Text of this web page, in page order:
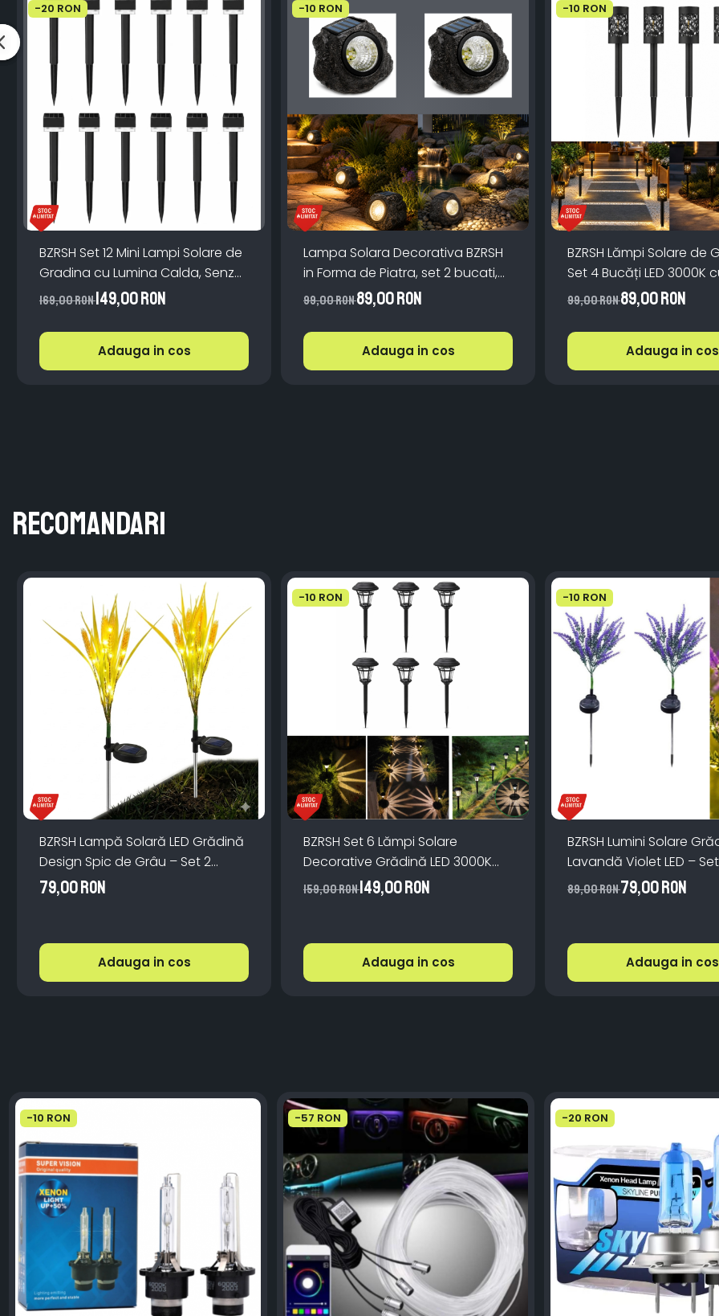
-20 RON
BZRSH Set 12 Mini Lampi Solare de
Gradina cu Lumina Calda, Senzor
Crepuscular si Plastic ABS Durabil,
169,00 RON149,00 RON
Adauga in cos
-10 RON
Lampa Solara Decorativa BZRSH
in Forma de Piatra, set 2 bucati,
LED Alb Rece, Autonomie 8h,
Design Naturalist IP44
99,00 RON89,00 RON
Adauga in cos
-10 RON
BZRSH Lămpi Solare de
Set 4 Bucăți LED 3000K
Automat, IP65, 32 cm,
99,00 RON89,00 RON
Adauga in cos
Recomandari
BZRSH Lampă Solară LED Grădină
Design Spic de Grâu – Set 2
Bucăți, Lumină Caldă, 120 lm, 76
cm, Pornire Automată, Fără Cablu
79,00 RON
Adauga in cos
-10 RON
BZRSH Set 6 Lămpi Solare
Decorative Grădină LED 3000K
Lumină Caldă, Senzor Automat
Amurg, IP65, 40 cm, Negru
159,00 RON149,00 RON
Adauga in cos
-10 RON
BZRSH Lumini Solare
Lavandă Violet LED –
x 7 Crengi, 135 lm, IP65, 67
Pornire Automată
89,00 RON79,00 RON
Adauga in cos
-10 RON -57 RON -20 RON